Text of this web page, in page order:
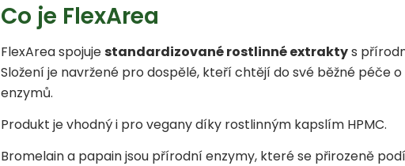
Co je FlexArea
FlexArea spojujestandardizované rostlinné extraktys
Složení je navržené pro dospělé, kteří chtějí do své běžné péče
enzymů.
Produkt je vhodný i pro vegany díky rostlinným kapslím HPMC.
Bromelain a papain jsou přírodní enzymy, které se přirozeně